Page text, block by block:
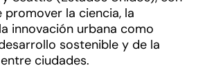
la ciencia, la
innovación urbana como
sostenible y de la
ciudades.